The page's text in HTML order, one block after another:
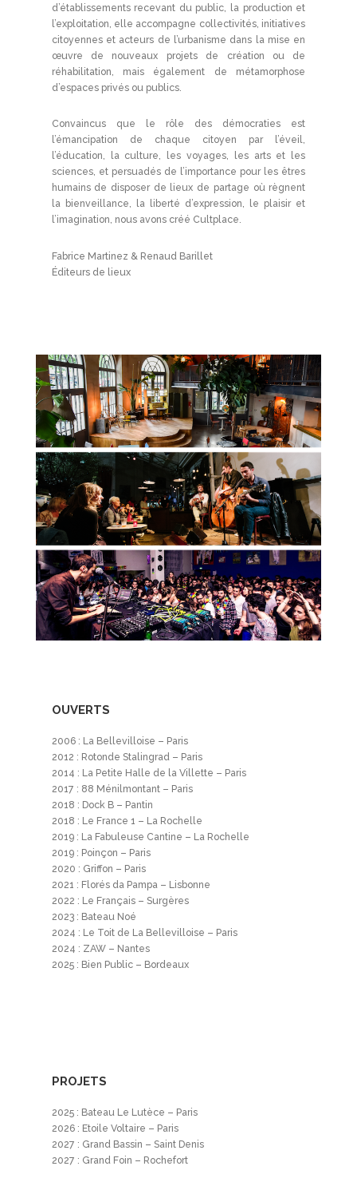
d’établissements recevant du public, la production et
l’exploitation, elle accompagne collectivités, initiatives
citoyennes et acteurs de l’urbanisme dans la mise en
œuvre de nouveaux projets de création ou de
réhabilitation, mais également de métamorphose
d’espaces privés ou publics.
Convaincus que le rôle des démocraties est
l’émancipation de chaque citoyen par l’éveil,
l’éducation, la culture, les voyages, les arts et les
sciences, et persuadés de l’importance pour les êtres
humains de disposer de lieux de partage où règnent
la bienveillance, la liberté d’expression, le plaisir et
l’imagination, nous avons créé Cultplace.
Fabrice Martinez & Renaud Barillet
Éditeurs de lieux
OUVERTS
2006 : La Bellevilloise – Paris
2012 : Rotonde Stalingrad – Paris
2014 : La Petite Halle de la Villette – Paris
2017 : 88 Ménilmontant – Paris
2018 : Dock B – Pantin
2018 : Le France 1 – La Rochelle
2019 : La Fabuleuse Cantine – La Rochelle
2019 : Poinçon – Paris
2020 : Griffon – Paris
2021 : Florés da Pampa – Lisbonne
2022 : Le Français – Surgères
2023 : Bateau Noé
2024 : Le Toit de La Bellevilloise – Paris
2024 : ZAW – Nantes
2025 : Bien Public – Bordeaux
PROJETS
2025 : Bateau Le Lutèce – Paris
2026 : Etoile Voltaire – Paris
2027 : Grand Bassin – Saint Denis
2027 : Grand Foin – Rochefort